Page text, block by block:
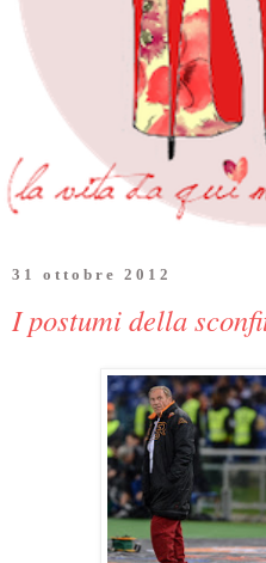
31 ottobre 2012
I postumi della